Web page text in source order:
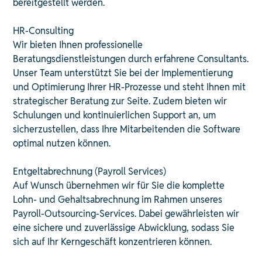
HR-Consulting
Wir bieten Ihnen professionelle
Beratungsdienstleistungen durch erfahrene Consultants.
Unser Team unterstützt Sie bei der Implementierung
und Optimierung Ihrer HR-Prozesse und steht Ihnen mit
strategischer Beratung zur Seite. Zudem bieten wir
Schulungen und kontinuierlichen Support an, um
sicherzustellen, dass Ihre Mitarbeitenden die Software
optimal nutzen können. ​
Entgeltabrechnung (Payroll Services)
Auf Wunsch übernehmen wir für Sie die komplette
Lohn- und Gehaltsabrechnung im Rahmen unseres
Payroll-Outsourcing-Services. Dabei gewährleisten wir
eine sichere und zuverlässige Abwicklung, sodass Sie
sich auf Ihr Kerngeschäft konzentrieren können. ​